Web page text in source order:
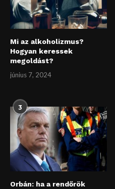
Mi az alkoholizmus?
Hogyan keressek
megoldást?
június 7, 2024
3
Orbán: ha a rendőrök